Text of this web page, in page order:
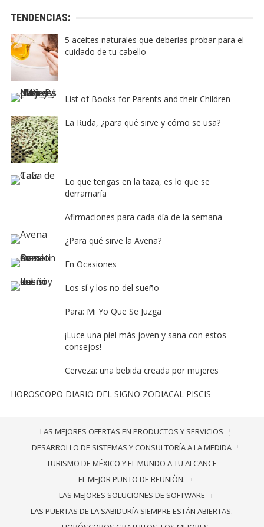
TENDENCIAS:
5 aceites naturales que deberías probar para el
cuidado de tu cabello
List of Books for Parents and their Children
La Ruda, ¿para qué sirve y cómo se usa?
Lo que tengas en la taza, es lo que se
derramaría
Afirmaciones para cada día de la semana
¿Para qué sirve la Avena?
En Ocasiones
Los sí y los no del sueño
Para: Mi Yo Que Se Juzga
¡Luce una piel más joven y sana con estos
consejos!
Cerveza: una bebida creada por mujeres
HOROSCOPO DIARIO DEL SIGNO ZODIACAL PISCIS
LAS MEJORES OFERTAS EN PRODUCTOS Y SERVICIOS
DESARROLLO DE SISTEMAS Y CONSULTORÍA A LA MEDIDA
TURISMO DE MÉXICO Y EL MUNDO A TU ALCANCE
EL MEJOR PUNTO DE REUNIÒN.
LAS MEJORES SOLUCIONES DE SOFTWARE
LAS PUERTAS DE LA SABIDURÍA SIEMPRE ESTÁN ABIERTAS.